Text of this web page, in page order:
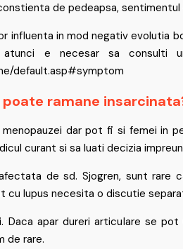
de pedeapsa,
influenta in mod negativ evolutia
e necesar sa consulti
default.asp#symptom
poate ramane
dar pot fi si femei in
curant si sa luati decizia
de sd. Sjogren, sunt rare
cu lupus necesita o discutie
Daca apar dureri articulare se
de rare.